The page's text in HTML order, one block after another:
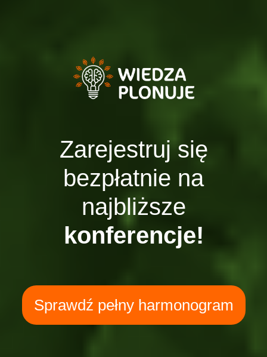
Zarejestruj się
bezpłatnie na
najbliższe
konferencje!
Sprawdź pełny harmonogram